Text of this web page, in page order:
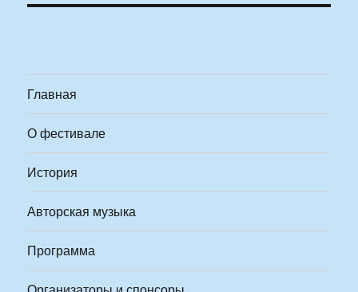
Главная
О фестивале
История
Авторская музыка
Программа